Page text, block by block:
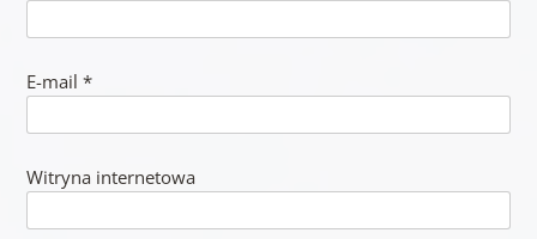
E-mail *
Witryna internetowa